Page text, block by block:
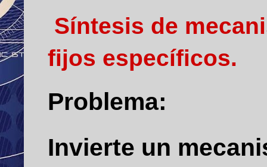
Síntesis de
fijos específicos.
Problema:
Invierte un